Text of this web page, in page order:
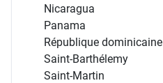
Nicaragua
Panama
République dominicaine
Saint-Barthélemy
Saint-Martin